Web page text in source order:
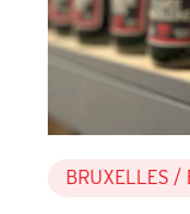
BRUXELLES /